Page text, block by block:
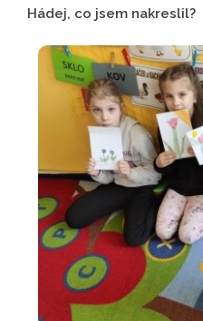
Hádej, co jsem nakreslil?